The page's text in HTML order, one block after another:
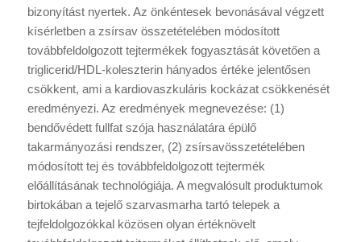
bizonyítást nyertek. Az önkéntesek bevonásával végzett
kísérletben a zsírsav összetételében módosított
továbbfeldolgozott tejtermékek fogyasztását követően a
triglicerid/HDL-koleszterin hányados értéke jelentősen
csökkent, ami a kardiovaszkuláris kockázat csökkenését
eredményezi. Az eredmények megnevezése: (1)
bendővédett fullfat szója használatára épülő
takarmányozási rendszer, (2) zsírsavösszetételében
módosított tej és továbbfeldolgozott tejtermék
előállításának technológiája. A megvalósult produktumok
birtokában a tejelő szarvasmarha tartó telepek a
tejfeldolgozókkal közösen olyan értéknövelt